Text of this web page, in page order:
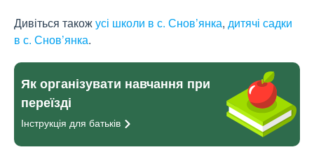
Дивіться такожусі школи в с. Снов’янка, дитячі садки
в с. Снов’янка.
Як організувати навчання при
переїзді
Інструкція для батьків